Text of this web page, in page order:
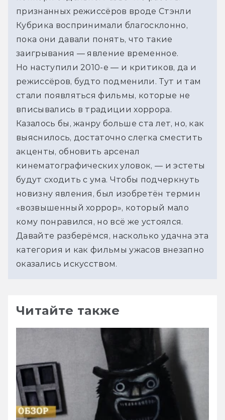
признанных режиссёров вроде Стэнли
Кубрика воспринимали благосклонно,
пока они давали понять, что такие
заигрывания — явление временное.
Но наступили 2010-е — и критиков, да и
режиссёров, будто подменили. Тут и там
стали появляться фильмы, которые не
вписывались в традиции хоррора.
Казалось бы, жанру больше ста лет, но, как
выяснилось, достаточно слегка сместить
акценты, обновить арсенал
кинематографических уловок, — и эстеты
будут сходить с ума. Чтобы подчеркнуть
новизну явления, был изобретён термин
«возвышенный хоррор», который мало
кому понравился, но всё же устоялся.
Давайте разберёмся, насколько удачна эта
категория и как фильмы ужасов внезапно
оказались искусством.
Читайте также